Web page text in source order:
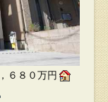
６８０万円